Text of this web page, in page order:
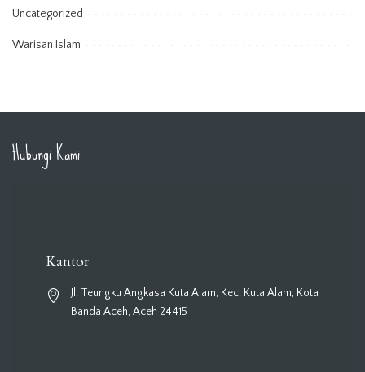
Uncategorized
Warisan Islam
Hubungi Kami
Kantor
Jl. Teungku Angkasa Kuta Alam, Kec. Kuta Alam, Kota
Banda Aceh, Aceh 24415